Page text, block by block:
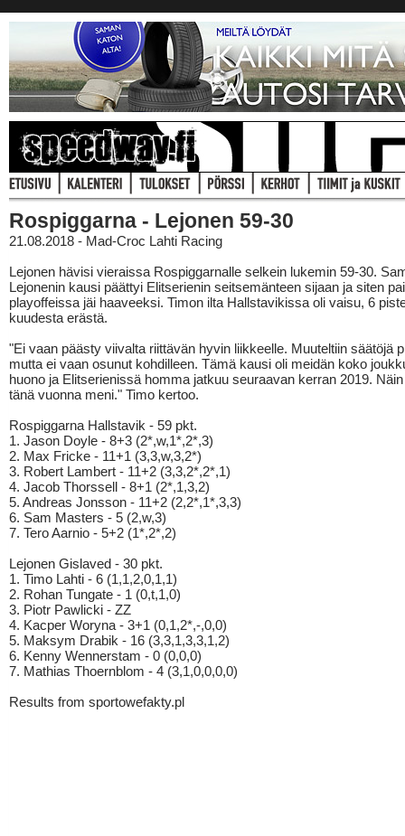
Rospiggarna - Lejonen 59-30
21.08.2018 - Mad-Croc Lahti Racing
Lejonen hävisi vieraissa Rospiggarnalle selkein lukemin 59-30.
Lejonenin kausi päättyi Elitserienin seitsemänteen sijaan ja siten
playoffeissa jäi haaveeksi. Timon ilta Hallstavikissa oli vaisu, 6
kuudesta erästä.
"Ei vaan päästy viivalta riittävän hyvin liikkeelle. Muuteltiin säätöjä
mutta ei vaan osunut kohdilleen. Tämä kausi oli meidän koko
huono ja Elitserienissä homma jatkuu seuraavan kerran 2019.
tänä vuonna meni." Timo kertoo.
Rospiggarna Hallstavik - 59 pkt.
1. Jason Doyle - 8+3 (2*,w,1*,2*,3)
2. Max Fricke - 11+1 (3,3,w,3,2*)
3. Robert Lambert - 11+2 (3,3,2*,2*,1)
4. Jacob Thorssell - 8+1 (2*,1,3,2)
5. Andreas Jonsson - 11+2 (2,2*,1*,3,3)
6. Sam Masters - 5 (2,w,3)
7. Tero Aarnio - 5+2 (1*,2*,2)
Lejonen Gislaved - 30 pkt.
1. Timo Lahti - 6 (1,1,2,0,1,1)
2. Rohan Tungate - 1 (0,t,1,0)
3. Piotr Pawlicki - ZZ
4. Kacper Woryna - 3+1 (0,1,2*,-,0,0)
5. Maksym Drabik - 16 (3,3,1,3,3,1,2)
6. Kenny Wennerstam - 0 (0,0,0)
7. Mathias Thoernblom - 4 (3,1,0,0,0,0)
Results from sportowefakty.pl